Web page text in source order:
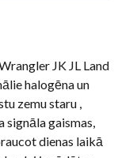
JK JL Land
halogēna un
zemu staru ,
gaismas,
dienas laikā